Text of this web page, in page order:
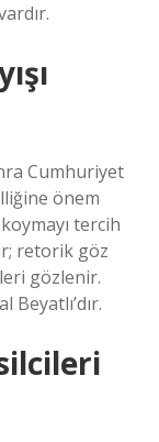
Cumhuriyet
önem
tercih
retorik göz
gözlenir.